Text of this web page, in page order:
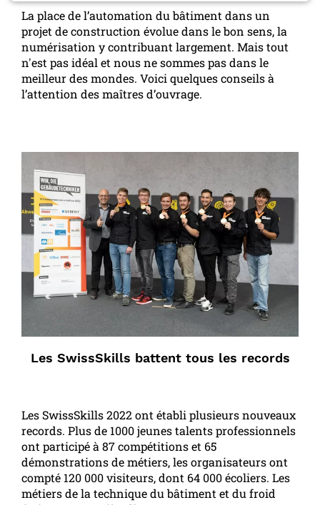
La place de l’automation du bâtiment dans un
projet de construction évolue dans le bon sens, la
numérisation y contribuant largement. Mais tout
n'est pas idéal et nous ne sommes pas dans le
meilleur des mondes. Voici quelques conseils à
l’attention des maîtres d’ouvrage.
Les SwissSkills battent tous les records
Les SwissSkills 2022 ont établi plusieurs nouveaux
records. Plus de 1000 jeunes talents professionnels
ont participé à 87 compétitions et 65
démonstrations de métiers, les organisateurs ont
compté 120 000 visiteurs, dont 64 000 écoliers. Les
métiers de la technique du bâtiment et du froid